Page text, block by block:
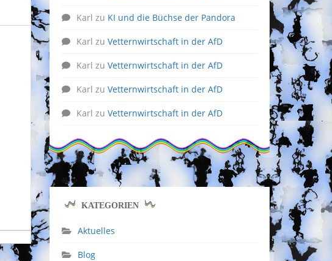
Karl zu KI und die Büchse der Pandora
Karl zu Vetternwirtschaft in der AfD
Karl zu Vetternwirtschaft in der AfD
Karl zu Vetternwirtschaft in der AfD
Karl zu Vetternwirtschaft in der AfD
KATEGORIEN
Aktuelles
Blog